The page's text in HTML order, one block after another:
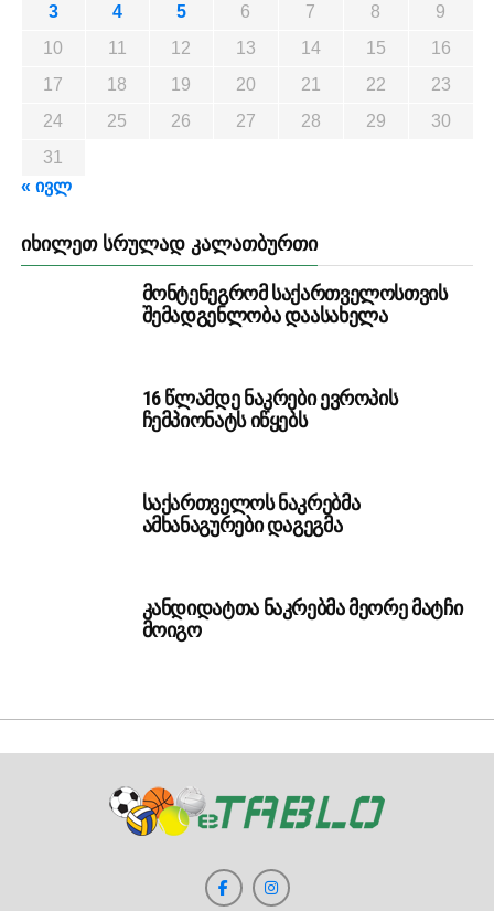
3
4 5 6 7 8
9
10
11 12 13 14 15
16
17
18 19 20 21 22
23
24
25 26 27 28 29
30
31
« ივლ
ᲘᲮᲘᲚᲔᲗ ᲡᲠᲣᲚᲐᲓ ᲙᲐᲚᲐᲗᲑᲣᲠᲗᲘ
მონტენეგრომ საქართველოსთვის
შემადგენლობა დაასახელა
16 წლამდე ნაკრები ევროპის
ჩემპიონატს იწყებს
საქართველოს ნაკრებმა
ამხანაგურები დაგეგმა
კანდიდატთა ნაკრებმა მეორე მატჩი
მოიგო